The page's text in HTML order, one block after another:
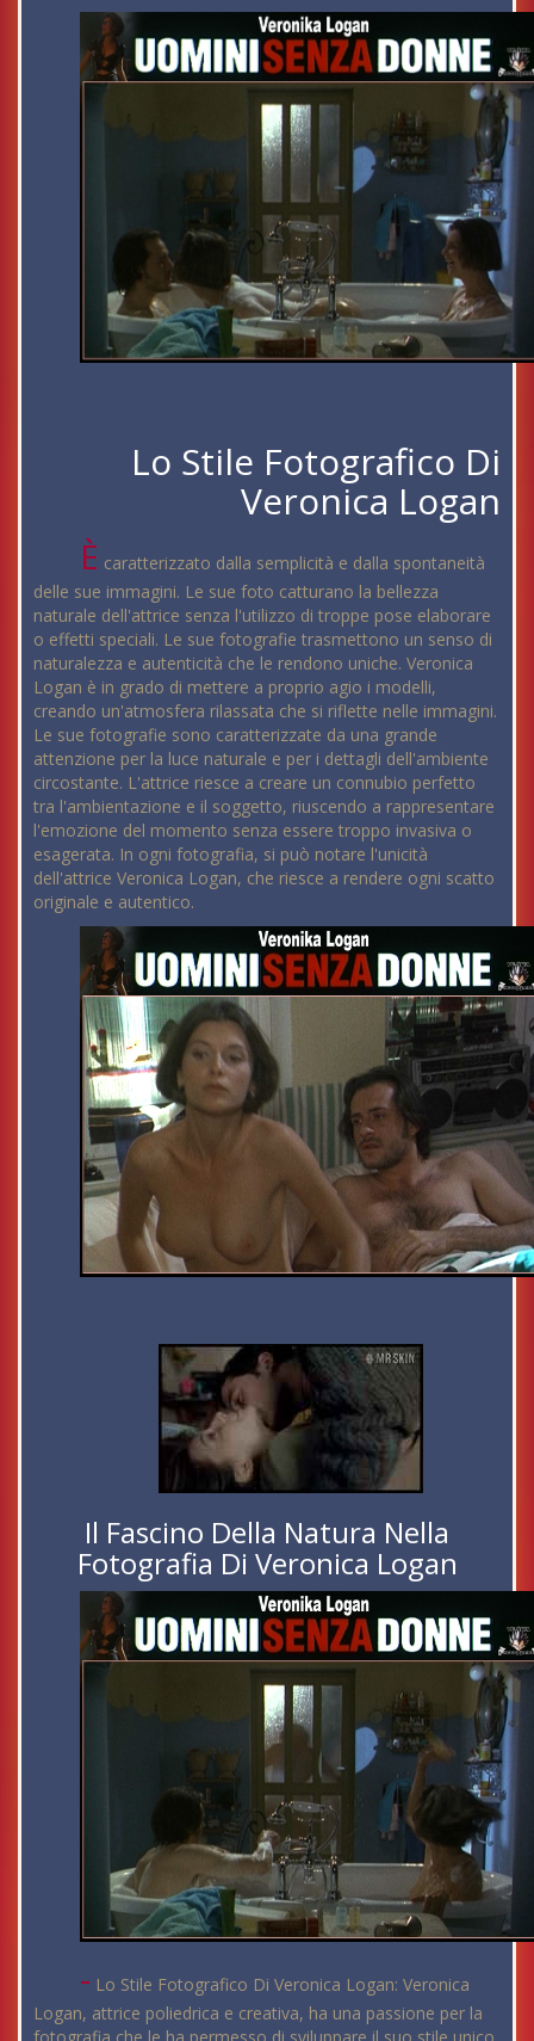
Lo Stile Fotografico Di
Veronica Logan
È caratterizzato dalla semplicità e dalla spontaneità
delle sue immagini. Le sue foto catturano la bellezza
naturale dell'attrice senza l'utilizzo di troppe pose elaborare
o effetti speciali. Le sue fotografie trasmettono un senso di
naturalezza e autenticità che le rendono uniche. Veronica
Logan è in grado di mettere a proprio agio i modelli,
creando un'atmosfera rilassata che si riflette nelle immagini.
Le sue fotografie sono caratterizzate da una grande
attenzione per la luce naturale e per i dettagli dell'ambiente
circostante. L'attrice riesce a creare un connubio perfetto
tra l'ambientazione e il soggetto, riuscendo a rappresentare
l'emozione del momento senza essere troppo invasiva o
esagerata. In ogni fotografia, si può notare l'unicità
dell'attrice Veronica Logan, che riesce a rendere ogni scatto
originale e autentico.
Il Fascino Della Natura Nella
Fotografia Di Veronica Logan
- Lo Stile Fotografico Di Veronica Logan: Veronica
Logan, attrice poliedrica e creativa, ha una passione per la